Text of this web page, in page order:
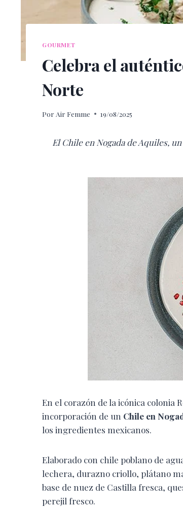
GOURMET
Celebra el
Norte
Por Air Femme 19/08/2025
El Chile en Nogada de Aquiles,
En el corazón de la icónica colonia
incorporación de un Chile en
los ingredientes mexicanos.
Elaborado con chile poblano de
lechera, durazno criollo, plátano
base de nuez de Castilla fresca,
perejil fresco.